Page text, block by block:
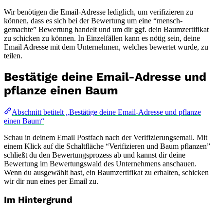
Wir benötigen die Email-Adresse lediglich, um verifizieren zu
können, dass es sich bei der Bewertung um eine “mensch-
gemachte” Bewertung handelt und um dir ggf. dein Baumzertifikat
zu schicken zu können. In Einzelfällen kann es nötig sein, deine
Email Adresse mit dem Unternehmen, welches bewertet wurde, zu
teilen.
Bestätige deine Email-Adresse und
pflanze einen Baum
Abschnitt betitelt „Bestätige deine Email-Adresse und pflanze
einen Baum“
Schau in deinem Email Postfach nach der Verifizierungsemail. Mit
einem Klick auf die Schaltfläche “Verifizieren und Baum pflanzen”
schließt du den Bewertungsprozess ab und kannst dir deine
Bewertung im Bewertungswald des Unternehmens anschauen.
Wenn du ausgewählt hast, ein Baumzertifikat zu erhalten, schicken
wir dir nun eines per Email zu.
Im Hintergrund